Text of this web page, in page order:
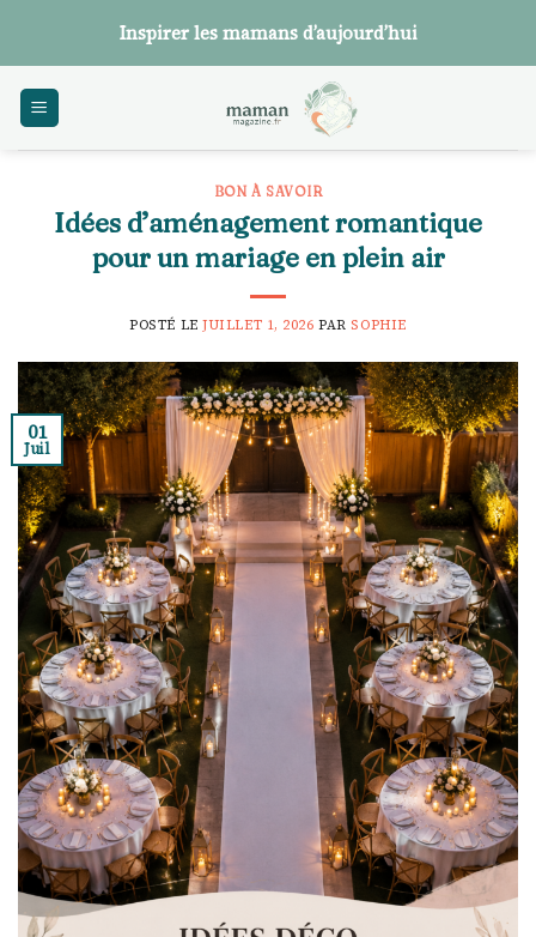
content
Inspirer les mamans d’aujourd’hui
BON À SAVOIR
Idées d’aménagement romantique
pour un mariage en plein air
POSTÉ LEJUILLET 1, 2026 PARSOPHIE
01
Juil